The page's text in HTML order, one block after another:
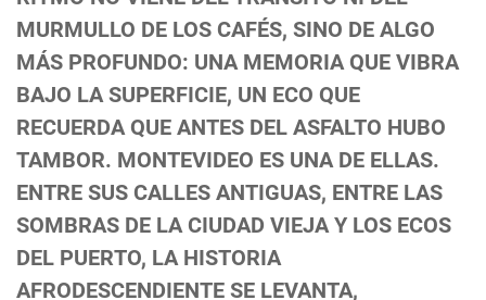
MURMULLO DE LOS CAFÉS, SINO DE ALGO
MÁS PROFUNDO: UNA MEMORIA QUE VIBRA
BAJO LA SUPERFICIE, UN ECO QUE
RECUERDA QUE ANTES DEL ASFALTO HUBO
TAMBOR. MONTEVIDEO ES UNA DE ELLAS.
ENTRE SUS CALLES ANTIGUAS, ENTRE LAS
SOMBRAS DE LA CIUDAD VIEJA Y LOS ECOS
DEL PUERTO, LA HISTORIA
AFRODESCENDIENTE SE LEVANTA,